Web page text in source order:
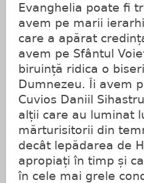
Evanghelia poate fi
avem pe marii
care a apărat
avem pe Sfântul
biruință ridica o
Dumnezeu. Îi avem
Cuvios Daniil
alții care au luminat
mărturisitorii din
decât lepădarea de
apropiați în timp și
în cele mai grele